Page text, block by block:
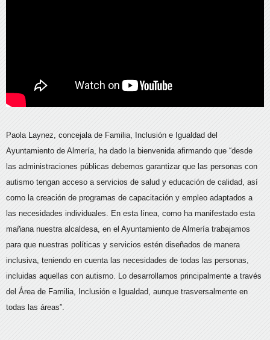
Paola Laynez, concejala de Familia, Inclusión e Igualdad del
Ayuntamiento de Almería, ha dado la bienvenida afirmando que “desde
las administraciones públicas debemos garantizar que las personas con
autismo tengan acceso a servicios de salud y educación de calidad, así
como la creación de programas de capacitación y empleo adaptados a
las necesidades individuales. En esta línea, como ha manifestado esta
mañana nuestra alcaldesa, en el Ayuntamiento de Almería trabajamos
para que nuestras políticas y servicios estén diseñados de manera
inclusiva, teniendo en cuenta las necesidades de todas las personas,
incluidas aquellas con autismo. Lo desarrollamos principalmente a través
del Área de Familia, Inclusión e Igualdad, aunque trasversalmente en
todas las áreas”.